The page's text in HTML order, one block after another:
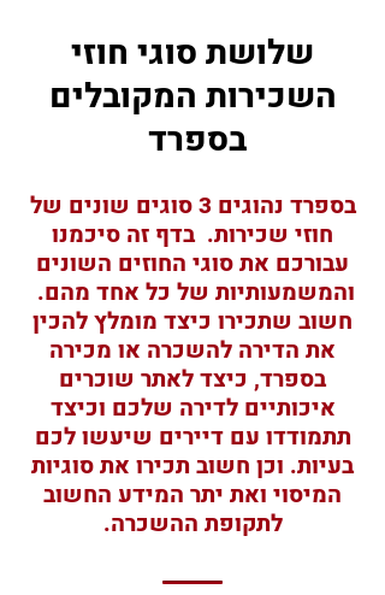
שלושת סוגי חוזי
השכירות המקובלים
בספרד
בספרד נהוגים 3 סוגים שונים של
חוזי שכירות.בדף זה סיכמנו
עבורכם את סוגי החוזים השונים
והמשמעותיות של כל אחד מהם.
חשוב שתכירו כיצד מומלץ להכין
את הדירה להשכרה או מכירה
בספרד, כיצד לאתר שוכרים
איכותיים לדירה שלכם וכיצד
תתמודדו עם דיירים שיעשו לכם
בעיות. וכן חשוב תכירו את סוגיות
המיסוי ואת יתר המידע החשוב
לתקופת ההשכרה.